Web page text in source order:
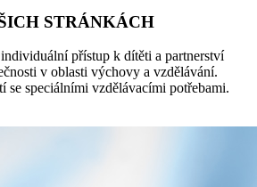
STRÁNKÁCH
přístup k dítěti a partnerství
v oblasti výchovy a vzdělávání.
se speciálními vzdělávacími potřebami.